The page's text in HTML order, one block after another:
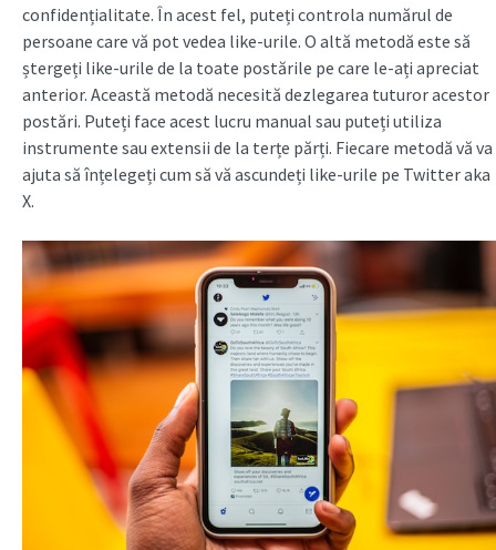
confidențialitate. În acest fel, puteți controla numărul de
persoane care vă pot vedea like-urile. O altă metodă este să
ștergeți like-urile de la toate postările pe care le-ați apreciat
anterior. Această metodă necesită dezlegarea tuturor acestor
postări. Puteți face acest lucru manual sau puteți utiliza
instrumente sau extensii de la terțe părți. Fiecare metodă vă va
ajuta să înțelegeți cum să vă ascundeți like-urile pe Twitter aka
X.